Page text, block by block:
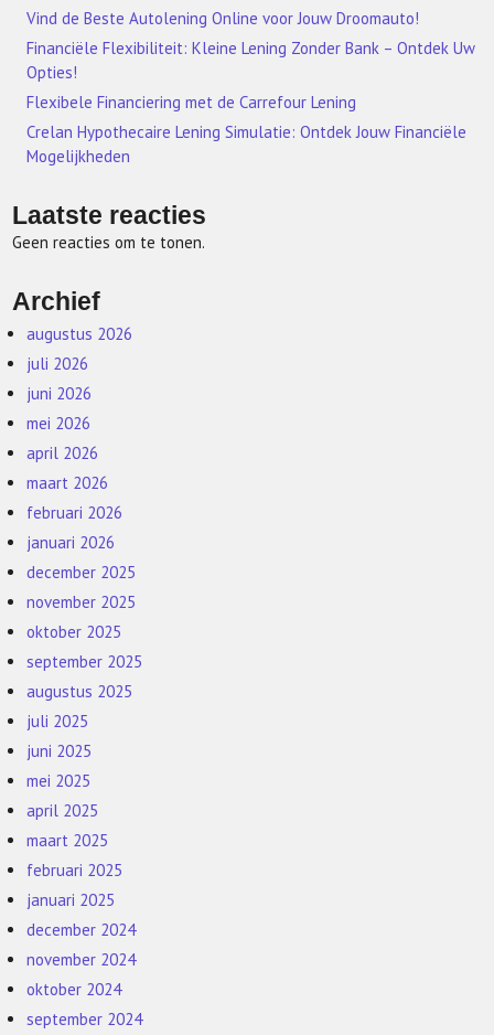
Vind de Beste Autolening Online voor Jouw Droomauto!
Financiële Flexibiliteit: Kleine Lening Zonder Bank – Ontdek Uw
Opties!
Flexibele Financiering met de Carrefour Lening
Crelan Hypothecaire Lening Simulatie: Ontdek Jouw Financiële
Mogelijkheden
Laatste reacties
Geen reacties om te tonen.
Archief
augustus 2026
juli 2026
juni 2026
mei 2026
april 2026
maart 2026
februari 2026
januari 2026
december 2025
november 2025
oktober 2025
september 2025
augustus 2025
juli 2025
juni 2025
mei 2025
april 2025
maart 2025
februari 2025
januari 2025
december 2024
november 2024
oktober 2024
september 2024